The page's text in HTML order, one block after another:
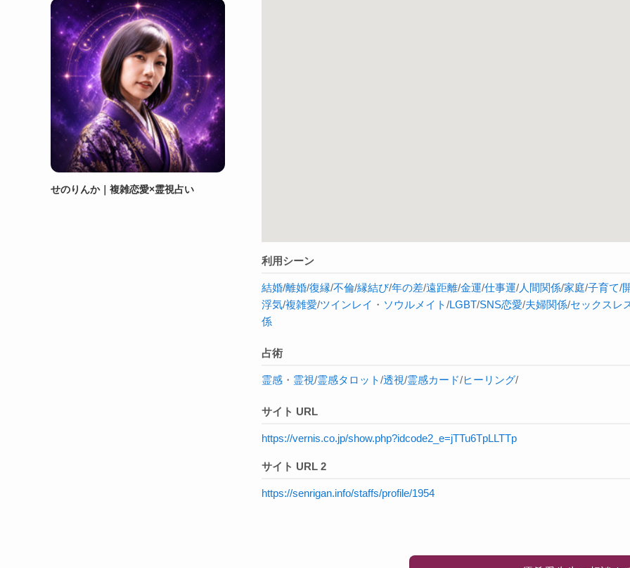
利用シーン
結婚/離婚/復縁/不倫/縁結び/年の差/遠距離/金運/仕事運/人間関係/家庭/子育て/
浮気/複雑愛/ツインレイ ・ ソウルメイト/LGBT/SNS恋愛/夫婦関係/セックスレ
係
占術
霊感 ・ 霊視/霊感タロット/透視/霊感カード/ヒーリング/
サイト URL
https://vernis.co.jp/show.php?idcode2_e=jTTu6TpLLTTp
サイト URL 2
https://senrigan.info/staffs/profile/1954
せのりんか｜複雑恋愛×霊視占い